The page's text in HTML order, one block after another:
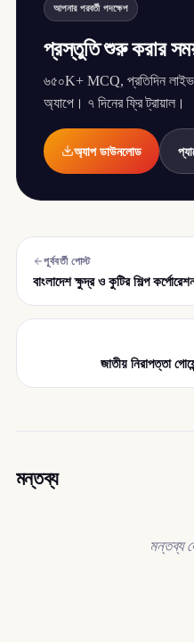
আপনার পরবর্তী পদক্ষেপ
প্রস্তুতি শুরু করার
৬৫০K+ MCQ, প্রতিদিন লাইভ
অ্যাপে। ৭ দিনের ফ্রি ট্রায়াল।
অ্যাপ ডাউনলোড
পূর্ববর্তী পোস্ট
বাংলাদেশ ক্ষুদ্র ও কুটির শিল্প
জাতীয় নিরাপত্তা
মন্তব্য
মন্তব্য